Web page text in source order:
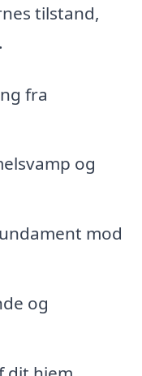
tilstand,
fra
og
mod
og